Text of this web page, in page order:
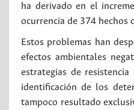
ha derivado en el
ocurrencia de 374 hechos
Estos problemas han
efectos ambientales
estrategias de
identificación de los
tampoco resultado